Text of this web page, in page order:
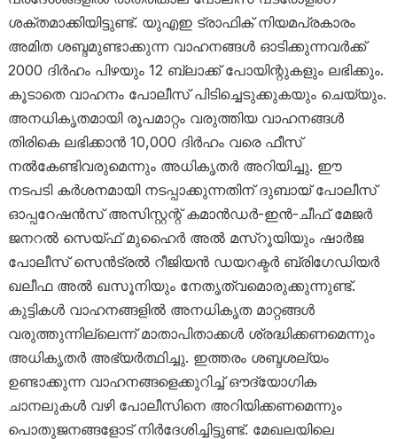
ശക്തമാക്കിയിട്ടുണ്ട്. യുഎഇ ട്രാഫിക് നിയമപ്രകാരം
അമിത ശബ്ദമുണ്ടാക്കുന്ന വാഹനങ്ങൾ ഓടിക്കുന്നവർക്ക്
2000 ദിർഹം പിഴയും 12 ബ്ലാക്ക് പോയിന്റുകളും ലഭിക്കും.
കൂടാതെ വാഹനം പോലീസ് പിടിച്ചെടുക്കുകയും ചെയ്യും.
അനധികൃതമായി രൂപമാറ്റം വരുത്തിയ വാഹനങ്ങൾ
തിരികെ ലഭിക്കാൻ 10,000 ദിർഹം വരെ ഫീസ്
നൽകേണ്ടിവരുമെന്നും അധികൃതർ അറിയിച്ചു. ഈ
നടപടി കർശനമായി നടപ്പാക്കുന്നതിന് ദുബായ് പോലീസ്
ഓപ്പറേഷൻസ് അസിസ്റ്റന്റ് കമാൻഡർ-ഇൻ-ചീഫ് മേജർ
ജനറൽ സെയ്ഫ് മുഹൈർ അൽ മസ്‌റൂയിയും ഷാർജ
പോലീസ് സെൻട്രൽ റീജിയൻ ഡയറക്ടർ ബ്രിഗേഡിയർ
ഖലീഫ അൽ ഖസൂനിയും നേതൃത്വമൊരുക്കുന്നുണ്ട്.
കുട്ടികൾ വാഹനങ്ങളിൽ അനധികൃത മാറ്റങ്ങൾ
വരുത്തുന്നില്ലെന്ന് മാതാപിതാക്കൾ ശ്രദ്ധിക്കണമെന്നും
അധികൃതർ അഭ്യർത്ഥിച്ചു. ഇത്തരം ശബ്ദശല്യം
ഉണ്ടാക്കുന്ന വാഹനങ്ങളെക്കുറിച്ച് ഔദ്യോഗിക
ചാനലുകൾ വഴി പോലീസിനെ അറിയിക്കണമെന്നും
പൊതുജനങ്ങളോട് നിർദേശിച്ചിട്ടുണ്ട്. മേഖലയിലെ